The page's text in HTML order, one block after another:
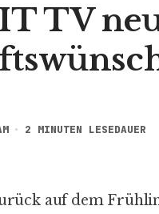
TV
2 MINUTEN LESEDAUER
auf dem